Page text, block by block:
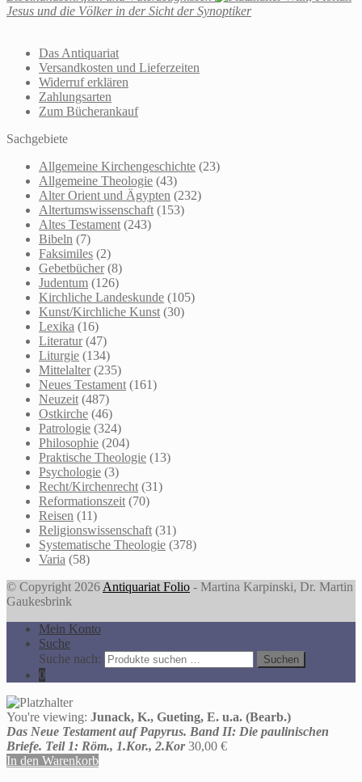
Jesus und die Völker in der Sicht der Synoptiker
Das Antiquariat
Versandkosten und Lieferzeiten
Widerruf erklären
Zahlungsarten
Zum Bücherankauf
Sachgebiete
Allgemeine Kirchengeschichte (23)
Allgemeine Theologie (43)
Alter Orient und Ägypten (232)
Altertumswissenschaft (153)
Altes Testament (243)
Bibeln (7)
Faksimiles (2)
Gebetbücher (8)
Judentum (126)
Kirchliche Landeskunde (105)
Kunst/Kirchliche Kunst (30)
Lexika (16)
Literatur (47)
Liturgie (134)
Mittelalter (235)
Neues Testament (161)
Neuzeit (487)
Ostkirche (46)
Patrologie (324)
Philosophie (204)
Praktische Theologie (13)
Psychologie (3)
Recht/Kirchenrecht (31)
Reformationszeit (70)
Reisen (11)
Religionswissenschaft (31)
Systematische Theologie (378)
Varia (58)
© Copyright 2026 Antiquariat Folio - Martina Karpinski, Dr. Martin
Gaukesbrink
Mein Konto
Suche
Suche nach:
Suchen
0
You're viewing: Junack, K., Gueting, E. u.a. (Bearb.)
Das Neue Testament auf Papyrus. Band II: Die paulinischen
Briefe. Teil 1: Röm., 1.Kor., 2.Kor 30,00 €
In den Warenkorb